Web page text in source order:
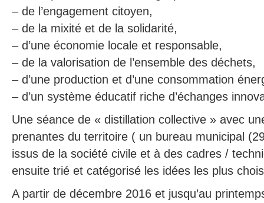
– de l’engagement citoyen,
– de la mixité et de la solidarité,
– d’une économie locale et responsable,
– de la valorisation de l’ensemble des déchets,
– d’une production et d’une consommation
– d’un système éducatif riche d’échanges
Une séance de « distillation collective » avec
prenantes du territoire ( un bureau municipal
issus de la société civile et à des cadres /
ensuite trié et catégorisé les idées les plus
A partir de décembre 2016 et jusqu’au